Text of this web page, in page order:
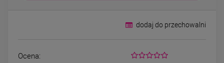
dodaj do przechowalni
Ocena: